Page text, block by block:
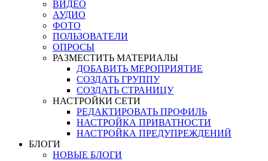
ВИДЕО
АУДИО
ФОТО
ПОЛЬЗОВАТЕЛИ
ОПРОСЫ
РАЗМЕСТИТЬ МАТЕРИАЛЫ
ДОБАВИТЬ МЕРОПРИЯТИЕ
СОЗДАТЬ ГРУППУ
СОЗДАТЬ СТРАНИЦУ
НАСТРОЙКИ СЕТИ
РЕДАКТИРОВАТЬ ПРОФИЛЬ
НАСТРОЙКА ПРИВАТНОСТИ
НАСТРОЙКА ПРЕДУПРЕЖДЕНИЙ
БЛОГИ
НОВЫЕ БЛОГИ